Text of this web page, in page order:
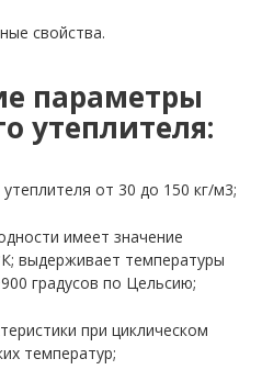
свойства.
параметры
утеплителя:
от 30 до 150 кг/м3;
имеет значение
выдерживает температуры
градусов по Цельсию;
при циклическом
температур;